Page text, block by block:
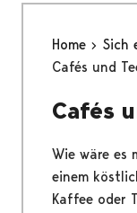
Home
Sich
Cafés und
Cafés
Wie wäre es
einem
Kaffee oder